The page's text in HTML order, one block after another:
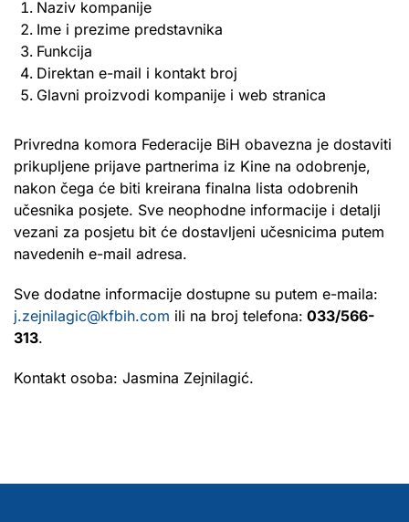
Naziv kompanije
Ime i prezime predstavnika
Funkcija
Direktan e-mail i kontakt broj
Glavni proizvodi kompanije i web stranica
Privredna komora Federacije BiH obavezna je dostaviti
prikupljene prijave partnerima iz Kine na odobrenje,
nakon čega će biti kreirana finalna lista odobrenih
učesnika posjete. Sve neophodne informacije i detalji
vezani za posjetu bit će dostavljeni učesnicima putem
navedenih e-mail adresa.
Sve dodatne informacije dostupne su putem e-maila:
j.zejnilagic@kfbih.com ili na broj telefona: 033/566-
313.
Kontakt osoba: Jasmina Zejnilagić.